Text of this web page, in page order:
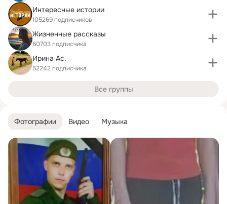
Фотографии Видео Музыка
Интересные истории
105269 подписчиков
Жизненные рассказы
60703 подписчика
Ирина Ас.
52242 подписчика
Все группы